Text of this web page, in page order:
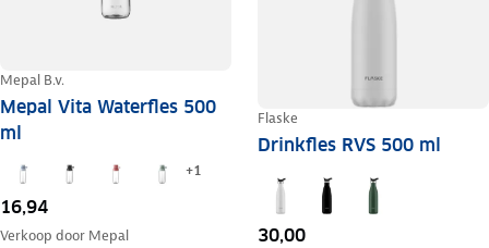
Mepal B.v.
Mepal Vita Waterfles 500
ml
+1
16,94
Verkoop door Mepal
Flaske
Drinkfles RVS 500 ml
30,00